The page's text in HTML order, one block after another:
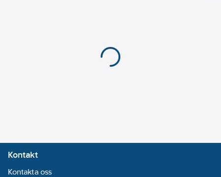
Kontakt
Kontakta oss